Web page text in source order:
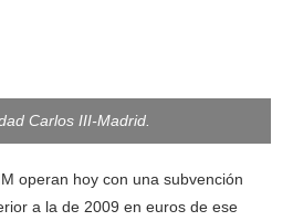
Carlos III-Madrid.
operan hoy con una subvención
a la de 2009 en euros de ese